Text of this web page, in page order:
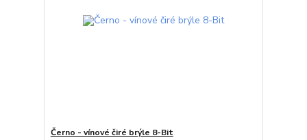
Černo - vínové čiré brýle 8-Bit